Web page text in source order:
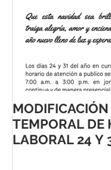
MODIFICACIÓN
TEMPORAL DE
LABORAL 24 Y